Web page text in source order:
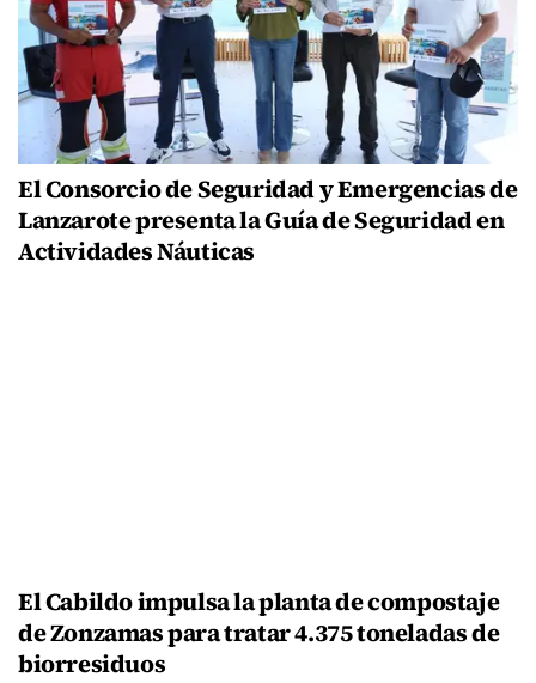
El Consorcio de Seguridad y Emergencias de
Lanzarote presenta la Guía de Seguridad en
Actividades Náuticas
El Cabildo impulsa la planta de compostaje
de Zonzamas para tratar 4.375 toneladas de
biorresiduos